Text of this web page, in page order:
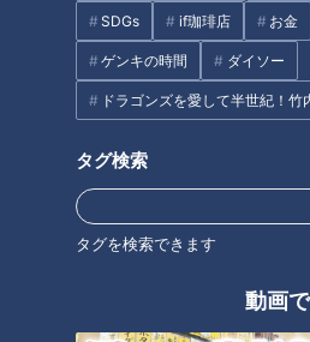
SDGs if珈琲店 お金
ゲンキの時間 ダイソー
ドラゴンズを愛して半世紀！竹
タグ検索
タグを検索できます
動画
栄養不足がもたらす不調「
食物繊維の1日の目標量は、ゴボウ
め、意識しないとなかなか摂れず
ちな栄養素です。食物繊維の不足
て便秘や下痢・肌荒れなどにつな
糖尿病などの生活習慣病のリスク
た、食物繊維が少なく、脂肪や糖
げるという研究結果もあります。